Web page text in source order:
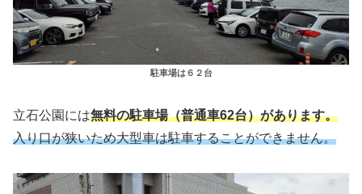
駐車場は６２台
立石公園には無料の駐車場（普通車62台）があります。
入り口が狭いため大型車は駐車することができません。